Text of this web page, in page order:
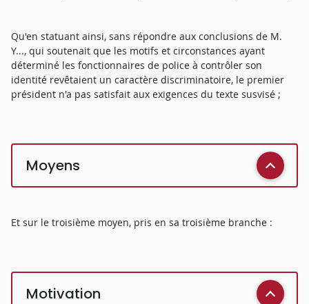
Qu'en statuant ainsi, sans répondre aux conclusions de M.
Y..., qui soutenait que les motifs et circonstances ayant
déterminé les fonctionnaires de police à contrôler son
identité revêtaient un caractère discriminatoire, le premier
président n'a pas satisfait aux exigences du texte susvisé ;
Moyens
Et sur le troisième moyen, pris en sa troisième branche :
Motivation